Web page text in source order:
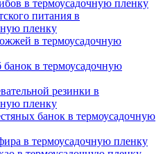
в термоусадочную пленку
питания в
пленку
в термоусадочную
банок в термоусадочную
резинки в
пленку
банок в термоусадочную
в термоусадочную пленку